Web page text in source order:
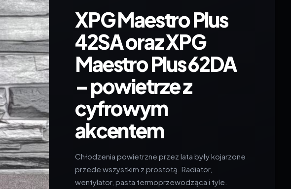
XPG Maestro Plus
42SA oraz XPG
Maestro Plus 62DA
– powietrze z
cyfrowym
akcentem
Chłodzenia powietrzne przez lata były kojarzone
przede wszystkim z prostotą. Radiator,
wentylator, pasta termoprzewodząca i tyle.